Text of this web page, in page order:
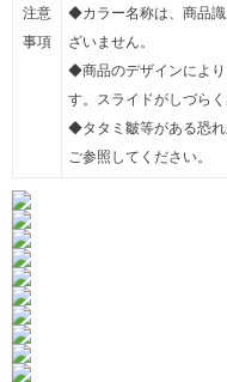
注意
事項
◆カラー名称は、商品
ざいません。
◆商品のデザインによ
す。スライドがしづら
◆タタミ皺等がある恐
ご参照してください。